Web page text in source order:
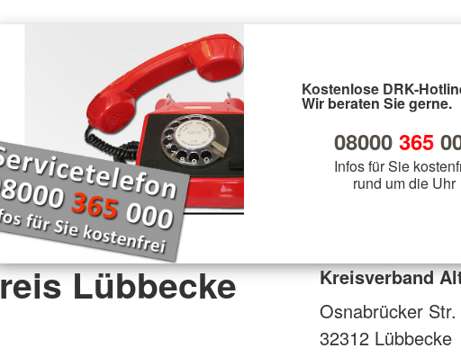
Kostenlose DRK-
Wir beraten Sie gerne.
08000 365
Infos für Sie
rund um die Uhr
Lübbecke
Kreisverband
Osnabrücker
32312 Lübbecke